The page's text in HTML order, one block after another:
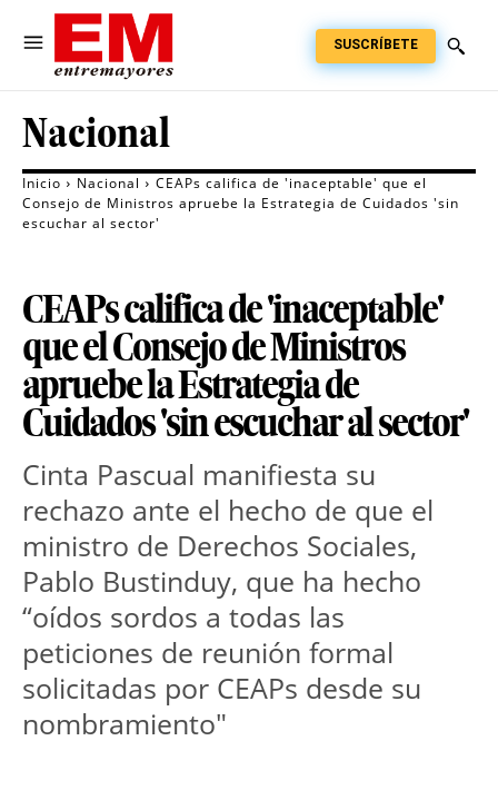
SUSCRÍBETE
Nacional
Inicio Nacional
CEAPs califica de 'inaceptable' que el
Consejo de Ministros apruebe la Estrategia de Cuidados 'sin
escuchar al sector'
CEAPs califica de 'inaceptable'
que el Consejo de Ministros
apruebe la Estrategia de
Cuidados 'sin escuchar al sector'
Cinta Pascual manifiesta su
rechazo ante el hecho de que el
ministro de Derechos Sociales,
Pablo Bustinduy, que ha hecho
“oídos sordos a todas las
peticiones de reunión formal
solicitadas por CEAPs desde su
nombramiento"